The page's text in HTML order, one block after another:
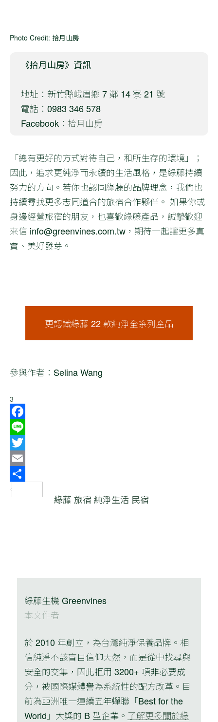
Photo Credit: 拾月山房
《拾月山房》資訊
地址：新竹縣峨眉鄉 7 鄰 14 寮 21 號
電話：0983 346 578
Facebook： 拾月山房
「總有更好的方式對待自己，和所生存的環境」；
因此，追求更純淨而永續的生活風格，是綠藤持續
努力的方向。若你也認同綠藤的品牌理念，我們也
持續尋找更多志同道合的旅宿合作夥伴。 如果你或
身邊經營旅宿的朋友，也喜歡綠藤產品，誠摯歡迎
來信 info@greenvines.com.tw ，期待一起讓更多真
實、美好發芽。
更認識綠藤 22 款純淨全系列產品
參與作者：Selina Wang
3
Facebook
Line
Twitter
Email
綠藤 旅宿 純淨生活 民宿
綠藤生機 Greenvines
本文作者
於 2010 年創立，為台灣純淨保養品牌。相
信純淨不該盲目信仰天然，而是從中找尋與
安全的交集，因此拒用 3200+ 項非必要成
分，被國際媒體譽為系統性的配方改革。目
前為亞洲唯一連續五年蟬聯「Best for the
World」大獎的 B 型企業。 了解更多關於綠